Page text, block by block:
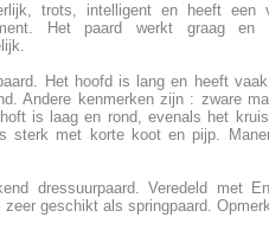
trots, intelligent en heeft een
Het paard werkt graag en
Het hoofd is lang en heeft
Andere kenmerken zijn : zware
is laag en rond, evenals het
sterk met korte koot en pijp.
dressuurpaard. Veredeld met
geschikt als springpaard.